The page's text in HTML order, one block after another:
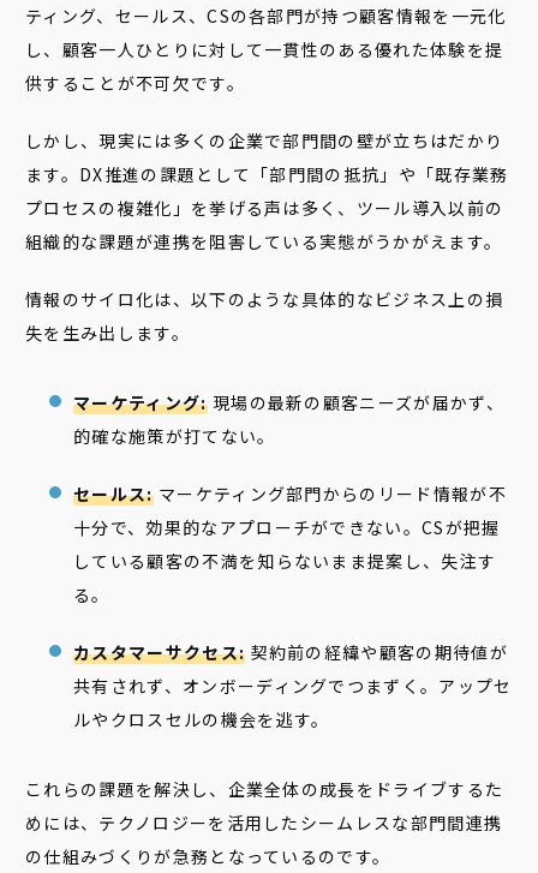
ティング、セールス、CSの各部門が持つ顧客情報を一元化
し、顧客一人ひとりに対して一貫性のある優れた体験を提
供することが不可欠です。
しかし、現実には多くの企業で部門間の壁が立ちはだかり
ます。DX推進の課題として「部門間の抵抗」や「既存業務
プロセスの複雑化」を挙げる声は多く、ツール導入以前の
組織的な課題が連携を阻害している実態がうかがえます。
情報のサイロ化は、以下のような具体的なビジネス上の損
失を生み出します。
マーケティング:現場の最新の顧客ニーズが届かず、
的確な施策が打てない。
セールス:マーケティング部門からのリード情報が不
十分で、効果的なアプローチができない。CSが把握
している顧客の不満を知らないまま提案し、失注す
る。
カスタマーサクセス: 契約前の経緯や顧客の期待値が
共有されず、オンボーディングでつまずく。アップセ
ルやクロスセルの機会を逃す。
これらの課題を解決し、企業全体の成長をドライブするた
めには、テクノロジーを活用したシームレスな部門間連携
の仕組みづくりが急務となっているのです。